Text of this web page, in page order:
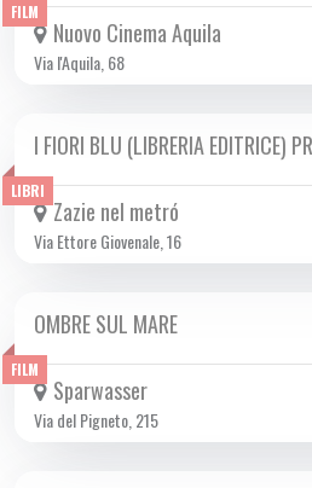
FILM
Nuovo Cinema Aquila
Via l'Aquila, 68
LIBRI
MER 15/01 2025
I FIORI BLU (LIBRERIA EDITRICE)
Zazie nel metró
Via Ettore Giovenale, 16
FILM
MER 15/01 2025
OMBRE SUL MARE
Sparwasser
Via del Pigneto, 215